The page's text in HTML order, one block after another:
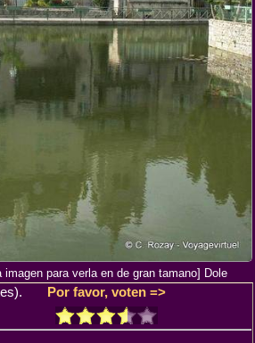
imagen para verla en de gran tamano] Dole
Por favor, voten =>